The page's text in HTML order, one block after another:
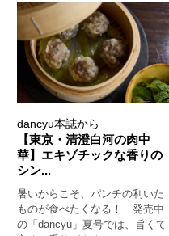
dancyu本誌から
【東京・清澄白河の肉中
華】エキゾチックな香りの
シン...
暑いからこそ、パンチの利いた
ものが食べたくなる！ 発売中
の「dancyu」夏号では、旨くて